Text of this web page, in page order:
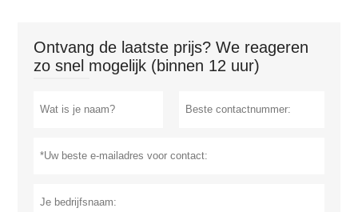
Ontvang de laatste prijs? We reageren
zo snel mogelijk (binnen 12 uur)